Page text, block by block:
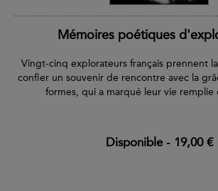
Mémoires poétiques
Vingt-cinq explorateurs français prennent
confier un souvenir de rencontre avec la
formes, qui a marqué leur vie remplie
Disponible- 19,00 €